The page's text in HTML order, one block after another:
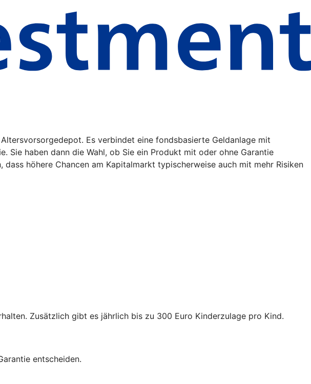
Es verbindet eine fondsbasierte Geldanlage mit
haben dann die Wahl, ob Sie ein Produkt mit oder ohne Garantie
höhere Chancen am Kapitalmarkt typischerweise auch mit mehr Risiken
Zusätzlich gibt es jährlich bis zu 300 Euro Kinderzulage pro Kind.
entscheiden.